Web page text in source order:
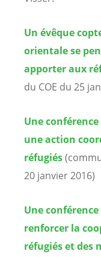
Un évêque
orientale se
apporter aux
du COE du 25
Une conférence
une action
réfugiés
20 janvier 2016)
Une
renforcer la
réfugiés et des